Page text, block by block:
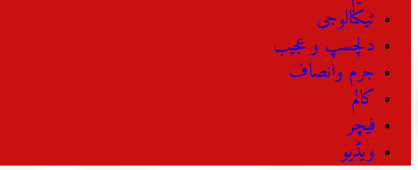
ٹیکنالوجی
دلچسپ و عجیب
جرم وانصاف
کالم
فیچر
ویڈیو